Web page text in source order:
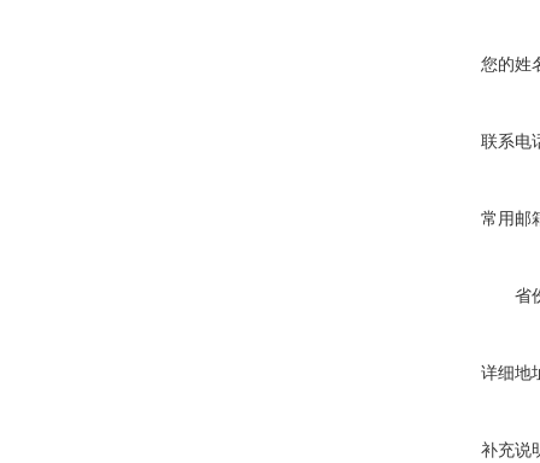
您的姓
联系电
常用邮
省
详细地
补充说